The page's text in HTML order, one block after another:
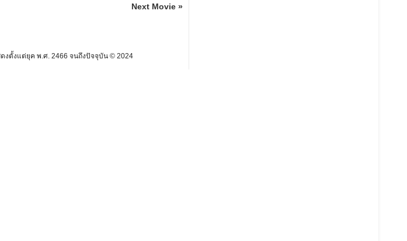
Next Movie »
งตั้งแต่ยุค พ.ศ. 2466 จนถึงปัจจุบัน © 2024